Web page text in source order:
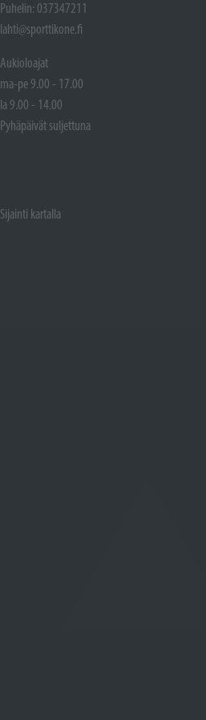
Puhelin: 037347211
lahti@sporttikone.fi
Aukioloajat
ma-pe 9.00 - 17.00
la 9.00 - 14.00
Pyhäpäivät suljettuna
Sijainti kartalla